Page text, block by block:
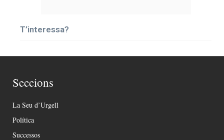
T’interessa?
Seccions
La Seu d’Urgell
Política
Successos